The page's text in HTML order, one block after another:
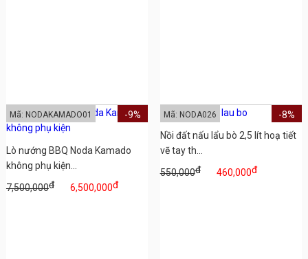
Lò nướng BBQ Noda Kamado
không phụ kiện...
7,500,000đ 6,500,000đ
-9%
Mã: NODAKAMADO01
Nồi đất nấu lẩu bò 2,5 lít hoạ tiết
vẽ tay th...
550,000đ 460,000đ
-8%
Mã: NODA026